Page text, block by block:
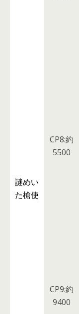
謎めい
た槍使
CP8:約
5500
CP9:約
9400